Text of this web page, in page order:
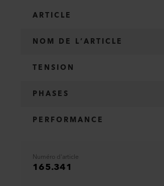
ARTICLE
NOM DE L’ARTICLE
TENSION
PHASES
PERFORMANCE
Numéro d'article
165.341